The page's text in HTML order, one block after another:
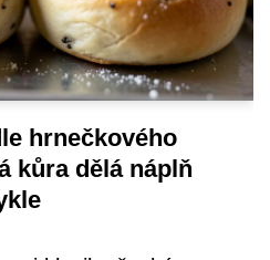
hrnečkového
kůra dělá náplň